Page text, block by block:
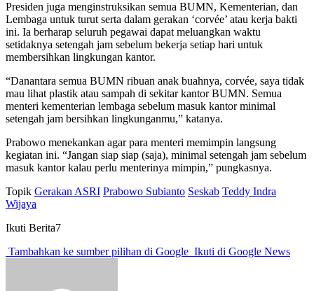
Presiden juga menginstruksikan semua BUMN, Kementerian, dan
Lembaga untuk turut serta dalam gerakan ‘corvée’ atau kerja bakti
ini. Ia berharap seluruh pegawai dapat meluangkan waktu
setidaknya setengah jam sebelum bekerja setiap hari untuk
membersihkan lingkungan kantor.
“Danantara semua BUMN ribuan anak buahnya, corvée, saya tidak
mau lihat plastik atau sampah di sekitar kantor BUMN. Semua
menteri kementerian lembaga sebelum masuk kantor minimal
setengah jam bersihkan lingkunganmu,” katanya.
Prabowo menekankan agar para menteri memimpin langsung
kegiatan ini. “Jangan siap siap (saja), minimal setengah jam sebelum
masuk kantor kalau perlu menterinya mimpin,” pungkasnya.
Topik Gerakan ASRI Prabowo Subianto Seskab Teddy Indra
Wijaya
Ikuti Berita7
Tambahkan ke sumber pilihan di Google Ikuti di Google News